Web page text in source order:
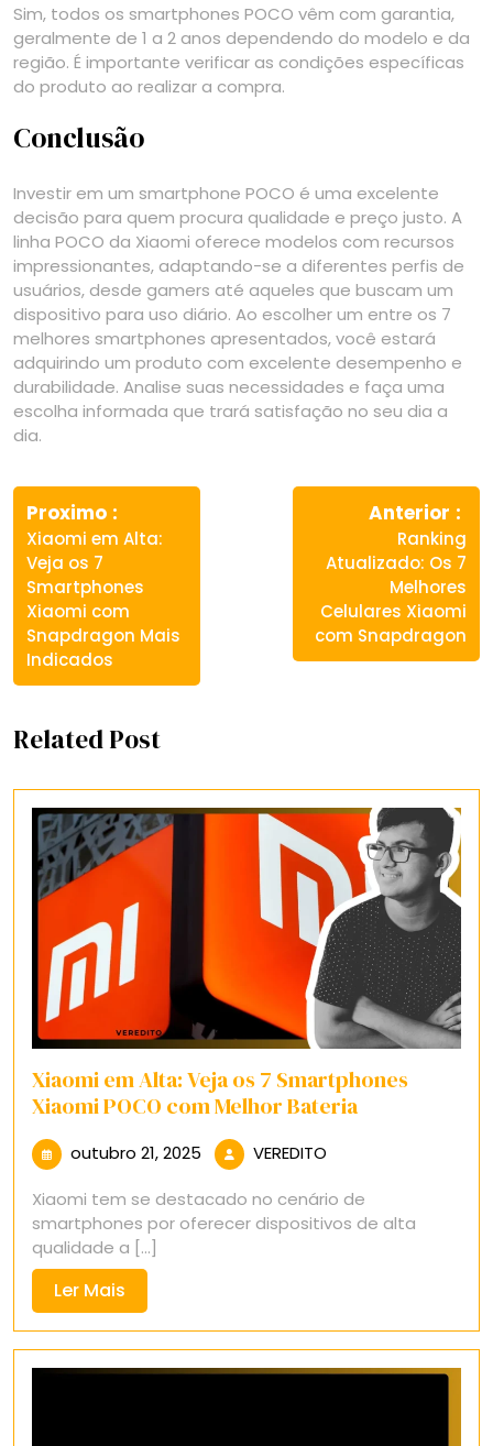
Sim, todos os smartphones POCO vêm com garantia,
geralmente de 1 a 2 anos dependendo do modelo e da
região. É importante verificar as condições específicas
do produto ao realizar a compra.
Conclusão
Investir em um smartphone POCO é uma excelente
decisão para quem procura qualidade e preço justo. A
linha POCO da Xiaomi oferece modelos com recursos
impressionantes, adaptando-se a diferentes perfis de
usuários, desde gamers até aqueles que buscam um
dispositivo para uso diário. Ao escolher um entre os 7
melhores smartphones apresentados, você estará
adquirindo um produto com excelente desempenho e
durabilidade. Analise suas necessidades e faça uma
escolha informada que trará satisfação no seu dia a
dia.
Navegação
de
Post
Proximo
post:
Xiaomi em Alta:
Veja os 7
Smartphones
Xiaomi com
Snapdragon Mais
Indicados
Anterior
Ranking
Atualizado: Os 7
Melhores
Celulares Xiaomi
com Snapdragon
Related Post
Xiaomi em Alta: Veja os 7 Smartphones
Xiaomi POCO com Melhor Bateria
outubro 21, 2025 outubro
2025
VEREDITO
Xiaomi tem se destacado no cenário de
smartphones por oferecer dispositivos de alta
qualidade a [...]
Ler Mais
Mais